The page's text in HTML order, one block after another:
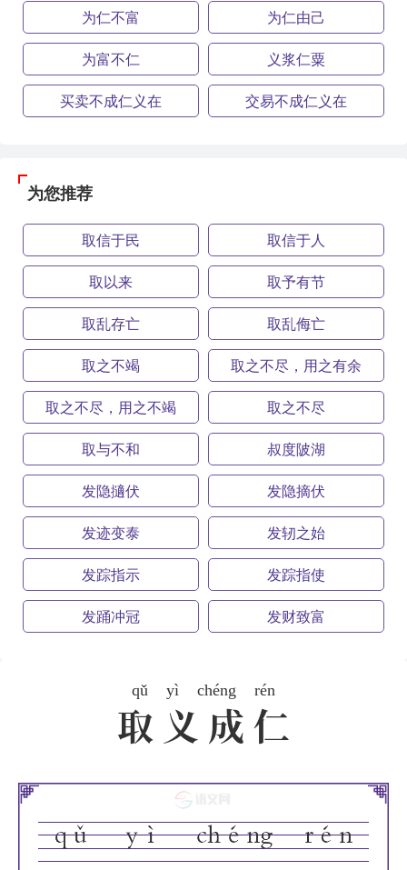
为仁不富
为仁由己
为富不仁
义浆仁粟
买卖不成仁义在
交易不成仁义在
为您推荐
取信于民
取信于人
取以来
取予有节
取乱存亡
取乱侮亡
取之不竭
取之不尽，用之有余
取之不尽，用之不竭
取之不尽
取与不和
叔度陂湖
发隐擿伏
发隐摘伏
发迹变泰
发轫之始
发踪指示
发踪指使
发踊冲冠
发财致富
qǔ yì chéng rén
取义成仁